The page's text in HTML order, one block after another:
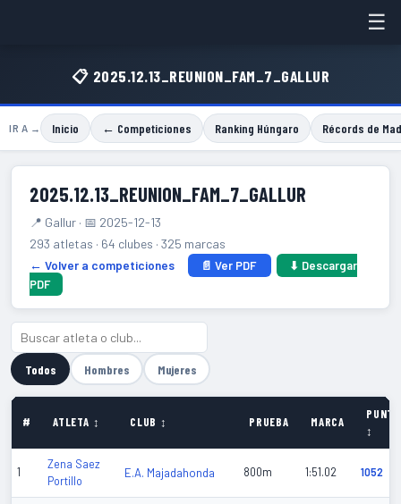
☰
📋 2025.12.13_REUNION_FAM_7_GALLUR
IR A → Inicio ← Competiciones Ranking Húngaro Récords de
2025.12.13_REUNION_FAM_7_GALLUR
📍 Gallur · 📅 2025-12-13
293 atletas · 64 clubes · 325 marcas
← Volver a competiciones
📄 Ver PDF
⬇ Descargar
PDF
Todos Hombres Mujeres
# ATLETA ↕ CLUB ↕ PRUEBA MARCA
↕
1
Zena Saez
Portillo
E.A. Majadahonda 800m 1:51.02 1052